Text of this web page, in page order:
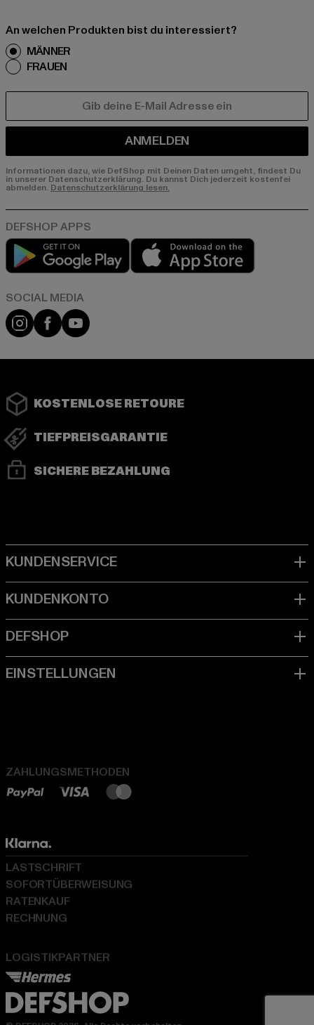
An welchen Produkten bist du interessiert?
MÄNNER
FRAUEN
ANMELDEN
Informationen dazu, wie DefShop mit Deinen Daten umgeht, findest Du
in unserer Datenschutzerklärung. Du kannst Dich jederzeit kostenfei
abmelden. Datenschutzerklärung lesen.
Play market
Instagram
FacebookYouTube
KOSTENLOSE RETOURE
TIEFPREISGARANTIE
SICHERE BEZAHLUNG
ZAHLUNGSMETHODEN
LOGISTIKPARTNER
LASTSCHRIFT
SOFORTÜBERWEISUNG
RATENKAUF
RECHNUNG